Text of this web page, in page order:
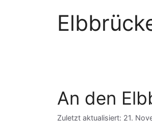
An den
Zuletzt aktualisiert: 21.